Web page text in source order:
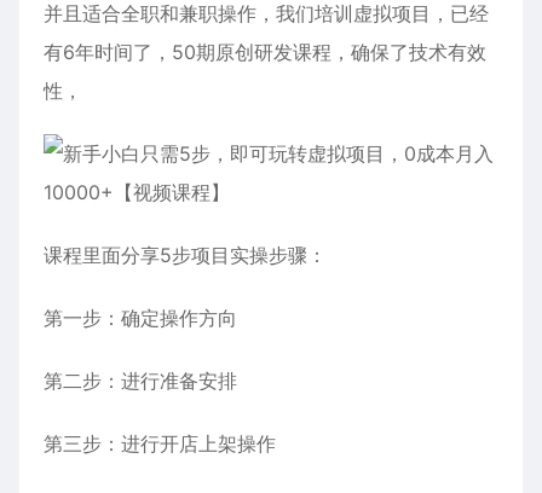
并且适合全职和兼职操作，我们培训虚拟项目，已经
有6年时间了，50期原创研发课程，确保了技术有效
性，
课程里面分享5步项目实操步骤：
第一步：确定操作方向
第二步：进行准备安排
第三步：进行开店上架操作